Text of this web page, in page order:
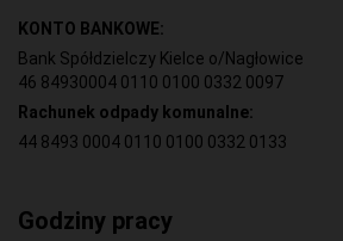
KONTO BANKOWE:
Bank Spółdzielczy Kielce o/Nagłowice
46 84930004 0110 0100 0332 0097
Rachunek odpady komunalne:
44 8493 0004 0110 0100 0332 0133
Godziny pracy